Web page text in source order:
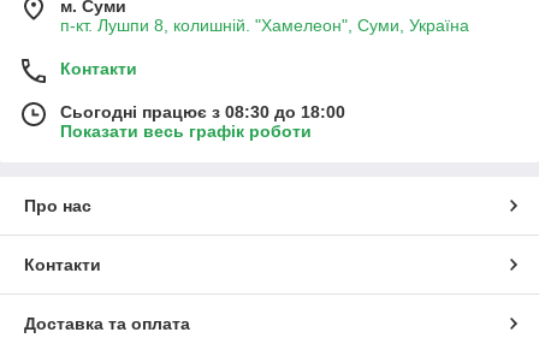
м. Суми
п-кт. Лушпи 8, колишній. "Хамелеон", Суми, Україна
Контакти
Сьогодні працює з 08:30 до 18:00
Показати весь графік роботи
Про нас
Контакти
Доставка та оплата